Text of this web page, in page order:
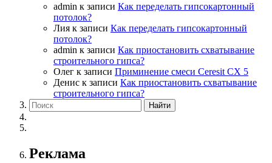
admin к записи Как переделать гипсокартонный
потолок?
Лия к записи Как переделать гипсокартонный
потолок?
admin к записи Как приостановить схватывание
строительного гипса?
Олег к записи Приминение смеси Ceresit СХ 5
Денис к записи Как приостановить схватывание
строительного гипса?
Реклама